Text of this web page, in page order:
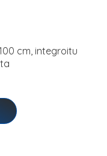
cm, integroitu